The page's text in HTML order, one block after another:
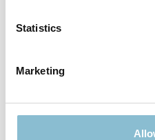
Statistics
Marketing